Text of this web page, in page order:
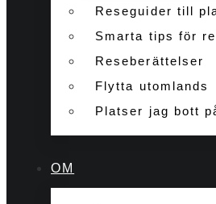
Reseguider till
Smarta tips för
Reseberättelser
Flytta utomlands
Platser jag bott
OM